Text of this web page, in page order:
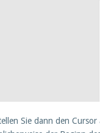
Sie dann den